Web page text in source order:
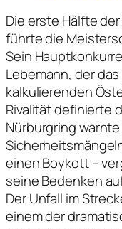
Die erste Hälfte
führte die
Sein
Lebemann, der
kalkulierenden
Rivalität definierte
Nürburgring
einen Boykott –
seine Bedenken
Der Unfall im
einem der